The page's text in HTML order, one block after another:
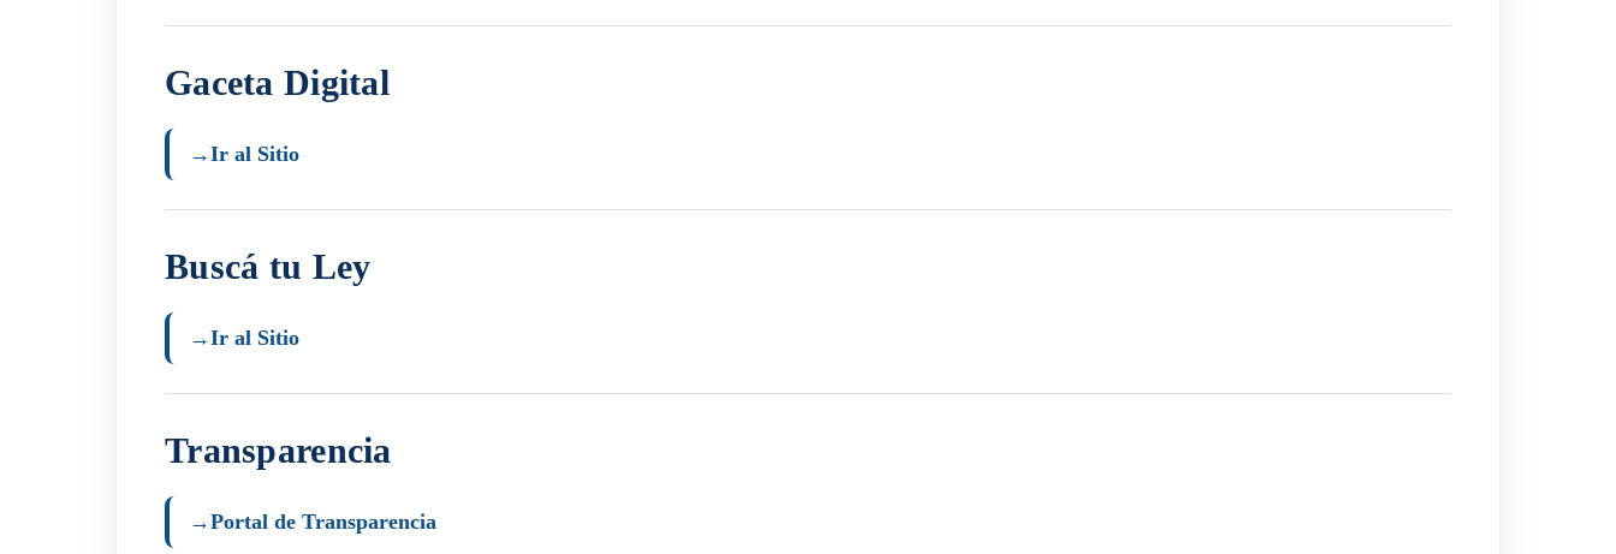
Gaceta Digital
→Ir al Sitio
Buscá tu Ley
→Ir al Sitio
Transparencia
→Portal de Transparencia